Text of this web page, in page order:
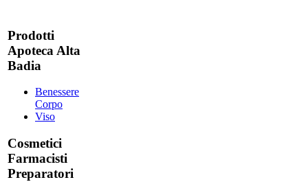
Prodotti
Apoteca Alta
Badia
Benessere
Corpo
Viso
Cosmetici
Farmacisti
Preparatori